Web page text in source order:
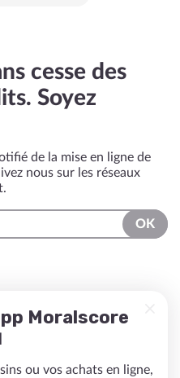
cesse des
Soyez
de la mise en ligne de
nous sur les réseaux
OK
Moralscore
ou vos achats en ligne,